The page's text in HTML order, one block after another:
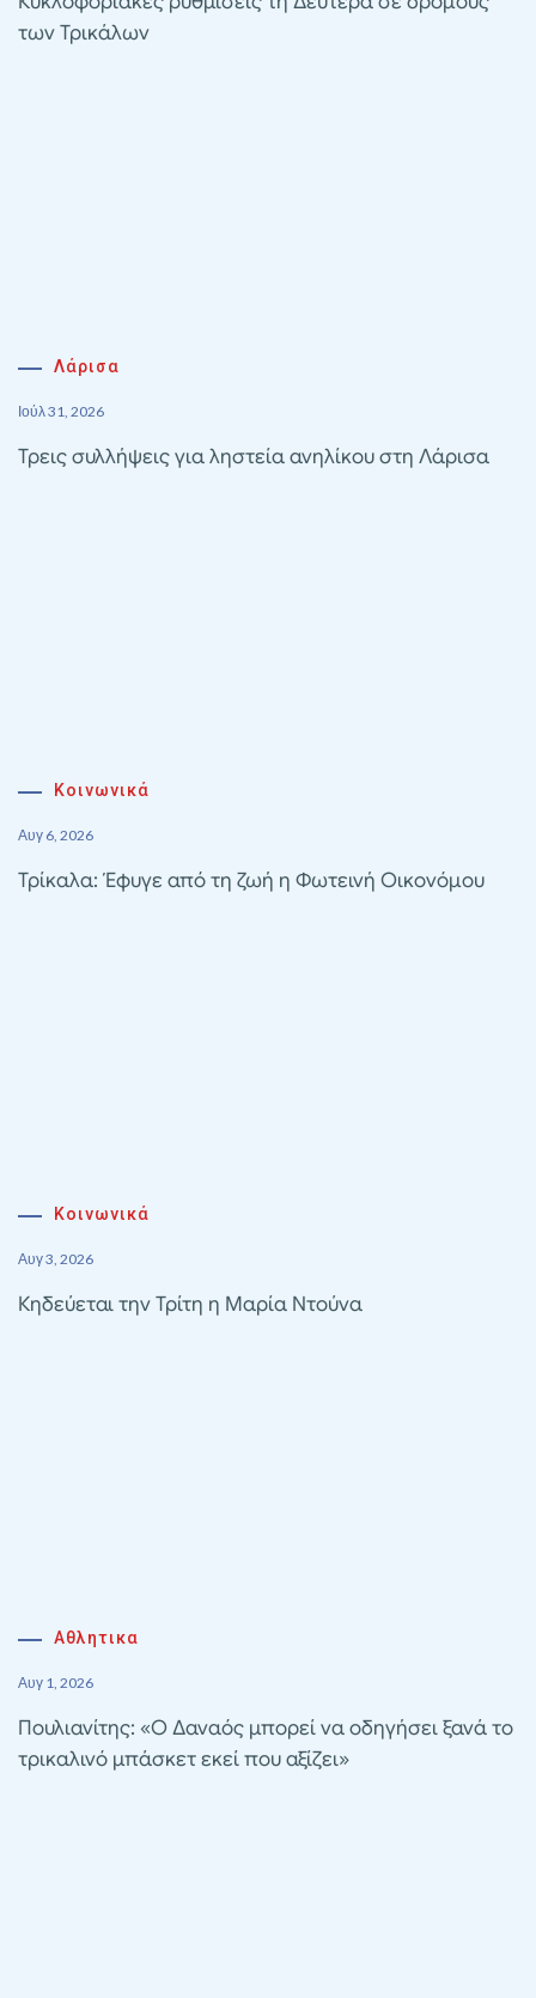
των Τρικάλων
Λάρισα
Ιούλ 31, 2026
Τρεις συλλήψεις για ληστεία ανηλίκου στη Λάρισα
Κοινωνικά
Αυγ 6, 2026
Τρίκαλα: Έφυγε από τη ζωή η Φωτεινή Οικονόμου
Κοινωνικά
Αυγ 3, 2026
Κηδεύεται την Τρίτη η Μαρία Ντούνα
Αθλητικα
Αυγ 1, 2026
Πουλιανίτης: «Ο Δαναός μπορεί να οδηγήσει ξανά το
τρικαλινό μπάσκετ εκεί που αξίζει»